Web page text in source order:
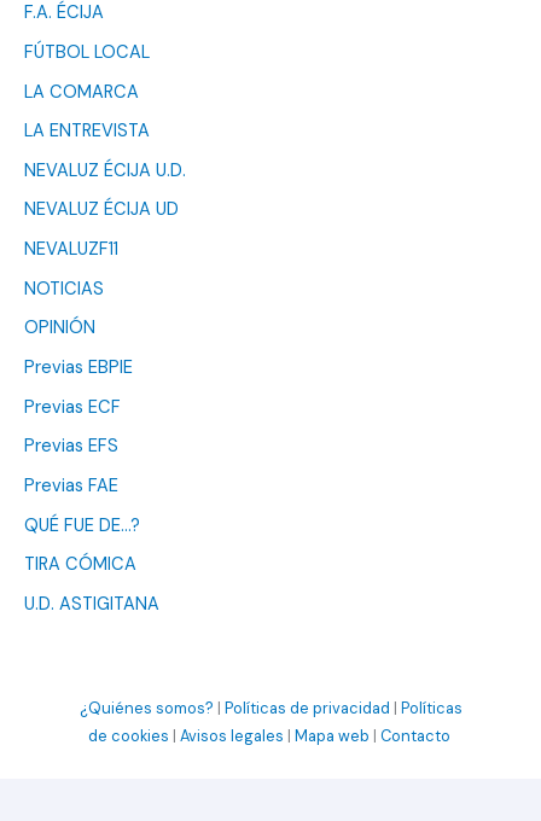
F.A. ÉCIJA
FÚTBOL LOCAL
LA COMARCA
LA ENTREVISTA
NEVALUZ ÉCIJA U.D.
NEVALUZ ÉCIJA UD
NEVALUZF11
NOTICIAS
OPINIÓN
Previas EBPIE
Previas ECF
Previas EFS
Previas FAE
QUÉ FUE DE…?
TIRA CÓMICA
U.D. ASTIGITANA
¿Quiénes somos? | Políticas de privacidad | Políticas
de cookies | Avisos legales | Mapa web | Contacto